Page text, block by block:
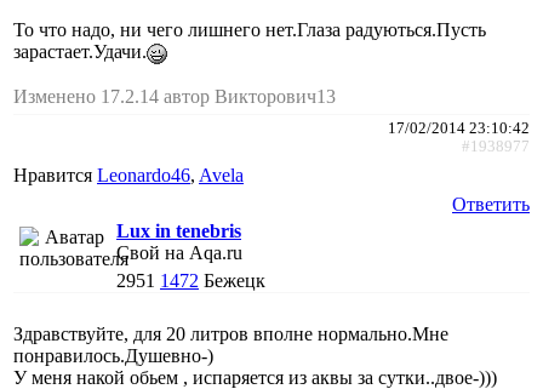
То что надо, ни чего лишнего нет.Глаза радуються.Пусть
зарастает.Удачи.
Изменено 17.2.14 автор Викторович13
17/02/2014 23:10:42
#1938977
Нравится Leonardo46, Avela
Ответить
Lux in tenebris
Свой на Aqa.ru
2951 1472 Бежецк
Здравствуйте, для 20 литров вполне нормально.Мне
понравилось.Душевно-)
У меня накой обьем , испаряется из аквы за сутки..двое-)))